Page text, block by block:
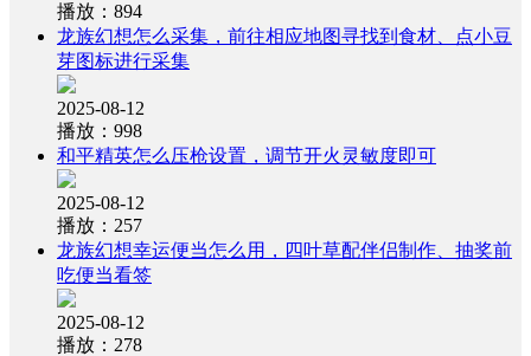
播放：894
龙族幻想怎么采集，前往相应地图寻找到食材、点小豆
芽图标进行采集
2025-08-12
播放：998
和平精英怎么压枪设置，调节开火灵敏度即可
2025-08-12
播放：257
龙族幻想幸运便当怎么用，四叶草配伴侣制作、抽奖前
吃便当看签
2025-08-12
播放：278